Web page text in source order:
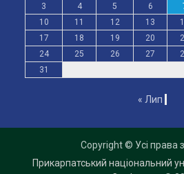
3
4 5 6
10
11 12 13
17
18 19 20
24
25 26 27
31
« Лип
Copyright © Усі права
Прикарпатський національний